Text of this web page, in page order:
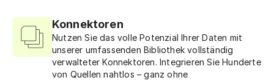
Konnektoren
Nutzen Sie das volle Potenzial Ihrer Daten mit
unserer umfassenden Bibliothek vollständig
verwalteter Konnektoren. Integrieren Sie Hunderte
von Quellen nahtlos – ganz ohne